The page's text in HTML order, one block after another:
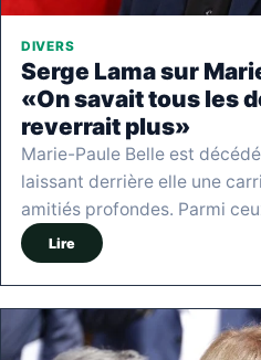
DIVERS
Serge Lama sur
«On savait tous les
reverrait plus»
Marie-Paule Belle est
laissant derrière elle une
amitiés profondes. Parmi
Lire